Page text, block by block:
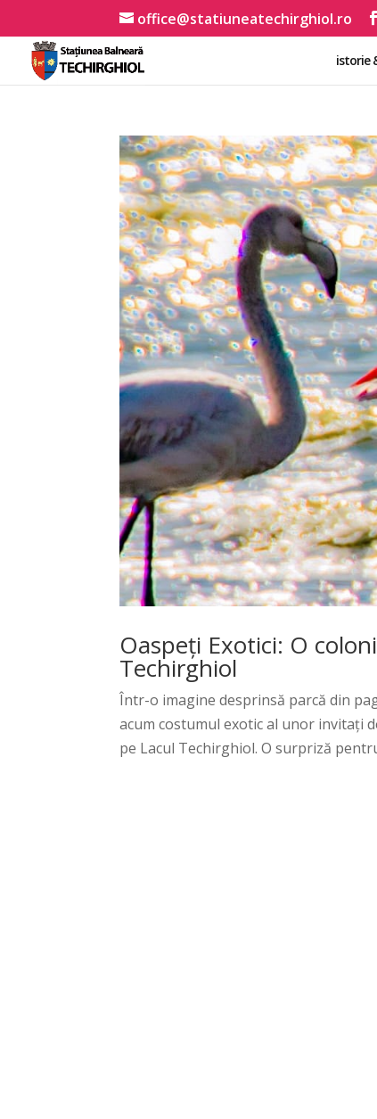
office@statiuneatechirghiol.ro
istorie
Oaspeți Exotici: O
Techirghiol
Într-o imagine desprinsă parcă din
acum costumul exotic al unor invitați
pe Lacul Techirghiol. O surpriză